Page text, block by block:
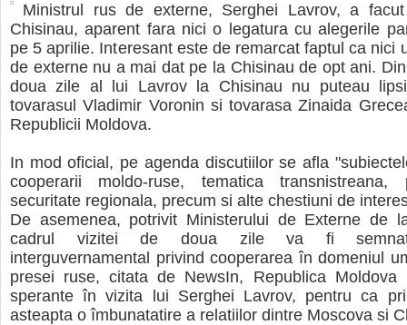
Ministrul rus de externe, Serghei Lavrov, a
Chisinau, aparent fara nici o legatura cu alegerile
pe 5 aprilie. Interesant este de remarcat faptul ca nici
de externe nu a mai dat pe la Chisinau de opt ani.
doua zile al lui Lavrov la Chisinau nu puteau
tovarasul Vladimir Voronin si tovarasa Zinaida
Republicii Moldova.
In mod oficial, pe agenda discutiilor se afla
cooperarii moldo-ruse, tematica transnistreana,
securitate regionala, precum si alte chestiuni de
De asemenea, potrivit Ministerului de Externe de
cadrul vizitei de doua zile va fi semnat
interguvernamental privind cooperarea în domeniul
presei ruse, citata de NewsIn, Republica
sperante în vizita lui Serghei Lavrov, pentru ca
asteapta o îmbunatatire a relatiilor dintre Moscova si